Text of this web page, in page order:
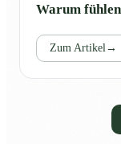
Warum
Zum Artikel →